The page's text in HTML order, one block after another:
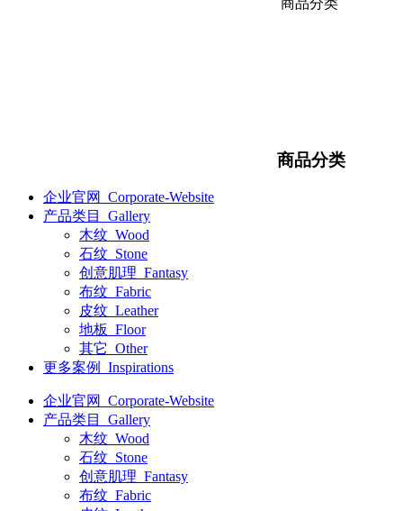
商品分类
商品分类
企业官网_Corporate-Website
产品类目_Gallery
木纹_Wood
石纹_Stone
创意肌理_Fantasy
布纹_Fabric
皮纹_Leather
地板_Floor
其它_Other
更多案例_Inspirations
企业官网_Corporate-Website
产品类目_Gallery
木纹_Wood
石纹_Stone
创意肌理_Fantasy
布纹_Fabric